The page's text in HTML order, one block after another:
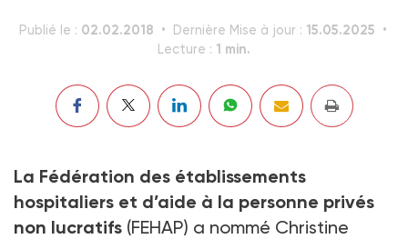
Publié le : 02.02.2018 Dernière Mise à jour : 15.05.2025
Lecture : 1 min.
La Fédération des établissements
hospitaliers et d’aide à la personne privés
non lucratifs (FEHAP) a nommé Christine